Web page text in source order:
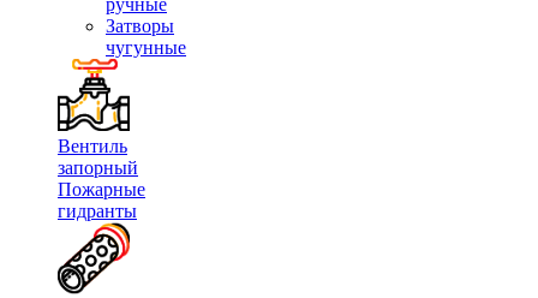
ручные
Затворы
чугунные
Вентиль
запорный
Пожарные
гидранты